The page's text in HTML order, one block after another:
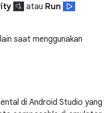
atau Run
saat menggunakan
di Android Studio yang